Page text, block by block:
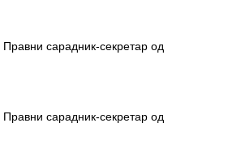
сарадник-секретар од
сарадник-секретар од